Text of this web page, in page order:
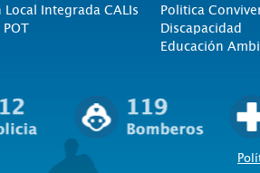
Integrada CALIs
Politica
Discapacidad
Educación